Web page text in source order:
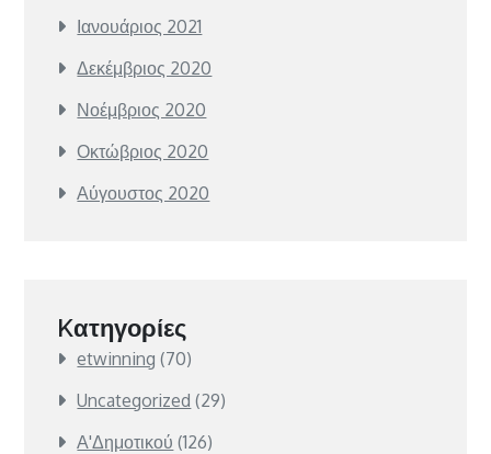
Ιανουάριος 2021
Δεκέμβριος 2020
Νοέμβριος 2020
Οκτώβριος 2020
Αύγουστος 2020
Kατηγορίες
etwinning (70)
Uncategorized (29)
Α'Δημοτικού (126)